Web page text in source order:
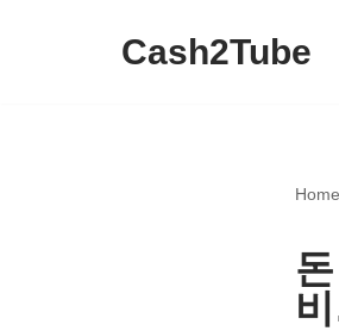
Cash2Tube
Home